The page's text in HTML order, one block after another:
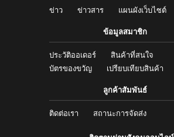
ข่าว ข่าวสาร แผนผังเว็บไซต์
ข้อมูลสมาชิก
ประวัติออเดอร์
สินค้าที่สนใจ
บัตรของขวัญ
เปรียบเทียบสินค้า
ลูกค้าสัมพันธ์
ติดต่อเรา สถานะการจัดส่ง